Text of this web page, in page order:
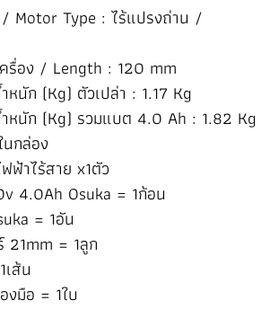
Motor Type : ไร้แปรงถ่าน /
ครื่อง / Length : 120 mm
หนัก (Kg) ตัวเปล่า : 1.17 Kg
หนัก (Kg) รวมแบต 4.0 Ah : 1.82 Kg
กล่อง
ฟ้าไร้สาย x1ตัว
4.0Ah Osuka = 1ก้อน
= 1อัน
21mm = 1ลูก
ส้น
งมือ = 1ใบ